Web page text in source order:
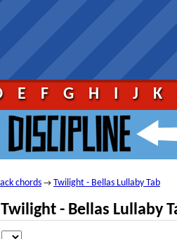
E F G H I J K
chords → Twilight - Bellas Lullaby Tab
- Bellas Lullaby